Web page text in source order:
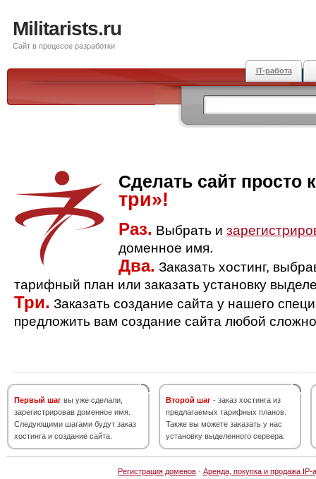
Militarists.ru
Сайт в процессе разработки
IT-работа
Сделать сайт просто
три»!
Раз. Выбрать и
доменное имя.
Два. Заказать хостинг,
тарифный план или заказать установку
Три. Заказать создание сайта у нашего
предложить вам создание сайта любой
Первый шаг вы уже сделали,
зарегистрировав доменное имя.
Следующими шагами будут заказ
хостинга и создание сайта.
Второй шаг - заказ хостинга из
предлагаемых тарифных планов.
Также вы можете заказать у нас
установку выделенного сервера.
Регистрация доменов· Аренда, покупка и продажа IP-